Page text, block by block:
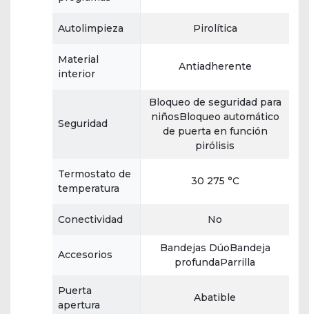
Autolimpieza Pirolítica
Material
interior
Antiadherente
Seguridad
Bloqueo de seguridad para
niñosBloqueo automático
de puerta en función
pirólisis
Termostato de
temperatura
30 275 °C
Conectividad No
Accesorios
Bandejas DúoBandeja
profundaParrilla
Puerta
apertura
Abatible